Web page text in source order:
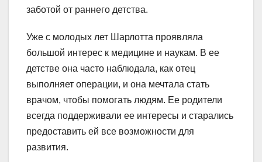
заботой от раннего детства.
Уже с молодых лет Шарлотта проявляла
большой интерес к медицине и наукам. В ее
детстве она часто наблюдала, как отец
выполняет операции, и она мечтала стать
врачом, чтобы помогать людям. Ее родители
всегда поддерживали ее интересы и старались
предоставить ей все возможности для
развития.